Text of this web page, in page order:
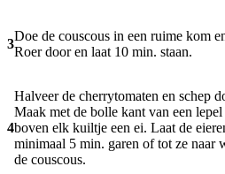
3
Doe de couscous in een ruime kom
Roer door en laat 10 min. staan.
4
Halveer de cherrytomaten en schep
Maak met de bolle kant van een
boven elk kuiltje een ei. Laat de
minimaal 5 min. garen of tot ze naar
de couscous.